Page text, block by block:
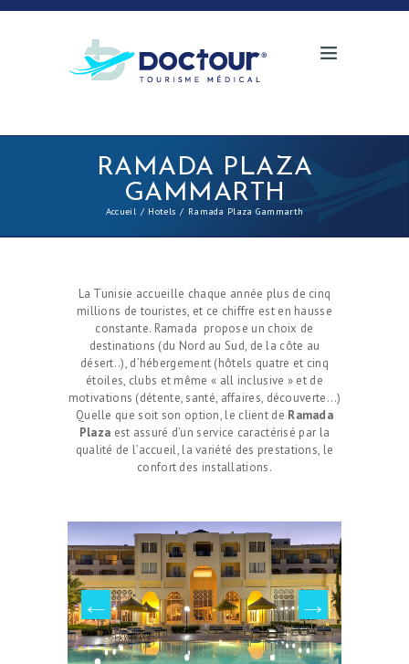
RAMADA PLAZA
GAMMARTH
Accueil Hotels Ramada Plaza Gammarth
La Tunisie accueille chaque année plus de cinq
millions de touristes, et ce chiffre est en hausse
constante. Ramada propose un choix de
destinations (du Nord au Sud, de la côte au
désert..), d’hébergement (hôtels quatre et cinq
étoiles, clubs et même « all inclusive » et de
motivations (détente, santé, affaires, découverte…)
Quelle que soit son option, le client de Ramada
Plaza est assuré d’un service caractérisé par la
qualité de l’accueil, la variété des prestations, le
confort des installations.